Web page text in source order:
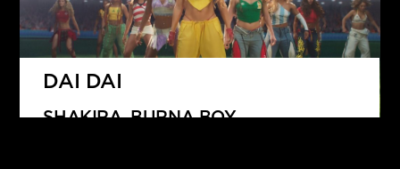
DAI DAI
SHAKIRA, BURNA BOY